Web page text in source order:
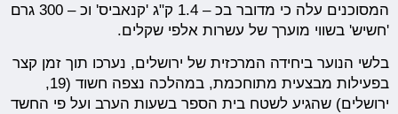
המסוכנים עלה כי מדובר בכ – 1.4 ק"ג 'קנאביס' וכ – 300 גרם
'חשיש' בשווי מוערך של עשרות אלפי שקלים.
בלשי הנוער ביחידה המרכזית של ירושלים, נערכו תוך זמן קצר
בפעילות מבצעית מתוחכמת, במהלכה נצפה חשוד (19,
ירושלים) שהגיע לשטח בית הספר בשעות הערב ועל פי החשד